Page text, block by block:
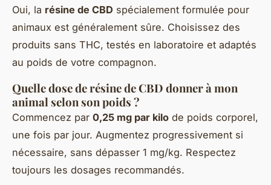
Oui, la résine de CBD spécialement formulée pour
animaux est généralement sûre. Choisissez des
produits sans THC, testés en laboratoire et adaptés
au poids de votre compagnon.
Quelle dose de résine de CBD donner à mon
animal selon son poids ?
Commencez par 0,25 mg par kilo de poids corporel,
une fois par jour. Augmentez progressivement si
nécessaire, sans dépasser 1 mg/kg. Respectez
toujours les dosages recommandés.